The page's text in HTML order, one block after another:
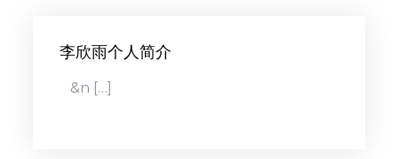
李欣雨个人简介
&n […]